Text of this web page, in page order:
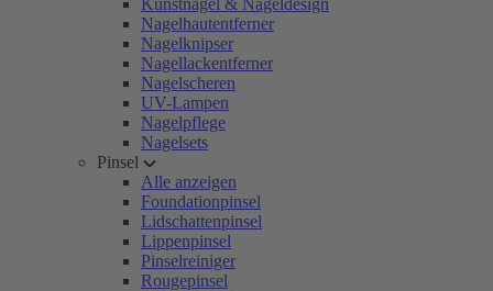
Kunstnägel & Nageldesign
Nagelhautentferner
Nagelknipser
Nagellackentferner
Nagelscheren
UV-Lampen
Nagelpflege
Nagelsets
Pinsel
Alle anzeigen
Foundationpinsel
Lidschattenpinsel
Lippenpinsel
Pinselreiniger
Rougepinsel